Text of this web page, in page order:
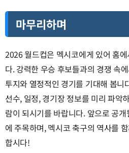
마무리하며
2026 월드컵은 멕시코에게 있어 홈
다. 강력한 우승 후보들과의 경쟁 속
투지와 열정적인 경기를 기대해 봅니
선수, 일정, 경기장 정보를 미리 파악
람이 되시기를 바랍니다. 앞으로 공
에 주목하며, 멕시코 축구의 역사를
합시다!